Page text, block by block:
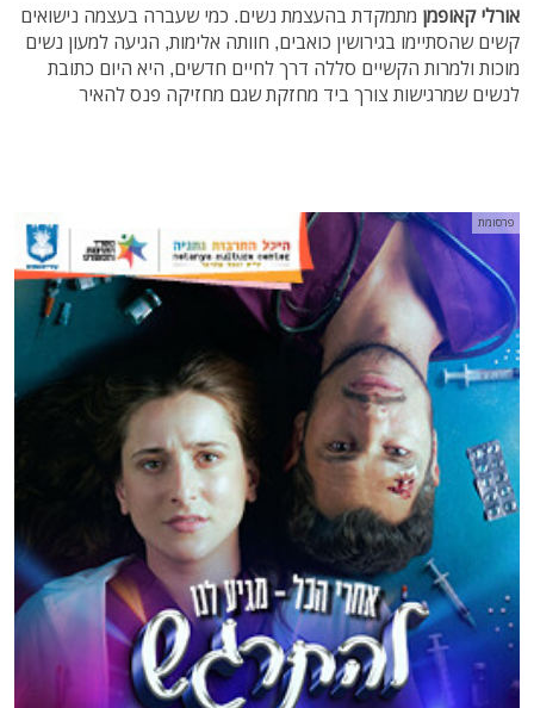
אורלי קאופמן מתמקדת בהעצמת נשים. כמי שעברה בעצמה נישואים
קשים שהסתיימו בגירושין כואבים, חוותה אלימות, הגיעה למעון נשים
מוכות ולמרות הקשיים סללה דרך לחיים חדשים, היא היום כתובת
לנשים שמרגישות צורך ביד מחזקת שגם מחזיקה פנס להאיר
פרסומת